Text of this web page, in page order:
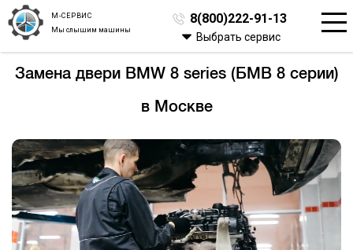
М-СЕРВИС
Мы слышим машины
8(800)222-91-13
Выбрать сервис
Замена двери BMW 8 series (БМВ 8 серии)
в Москве